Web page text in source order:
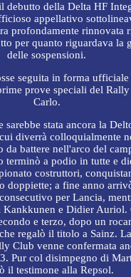
debutto della Delta HF
appellativo
profondamente rinnovata
per quanto riguardava la
delle sospensioni.
seguita in forma ufficiale
prove speciali del
Carlo.
sarebbe stata ancora la
diverrà colloquialmente
da battere nell'arco del
terminò a podio in tutte e
costruttori,
doppiette; a fine anno
per Lancia,
e Didier Auriol.
e terzo, dopo un
regalò il titolo a Sainz.
Club venne confermata
Pur col disimpegno di
il testimone alla Repsol.